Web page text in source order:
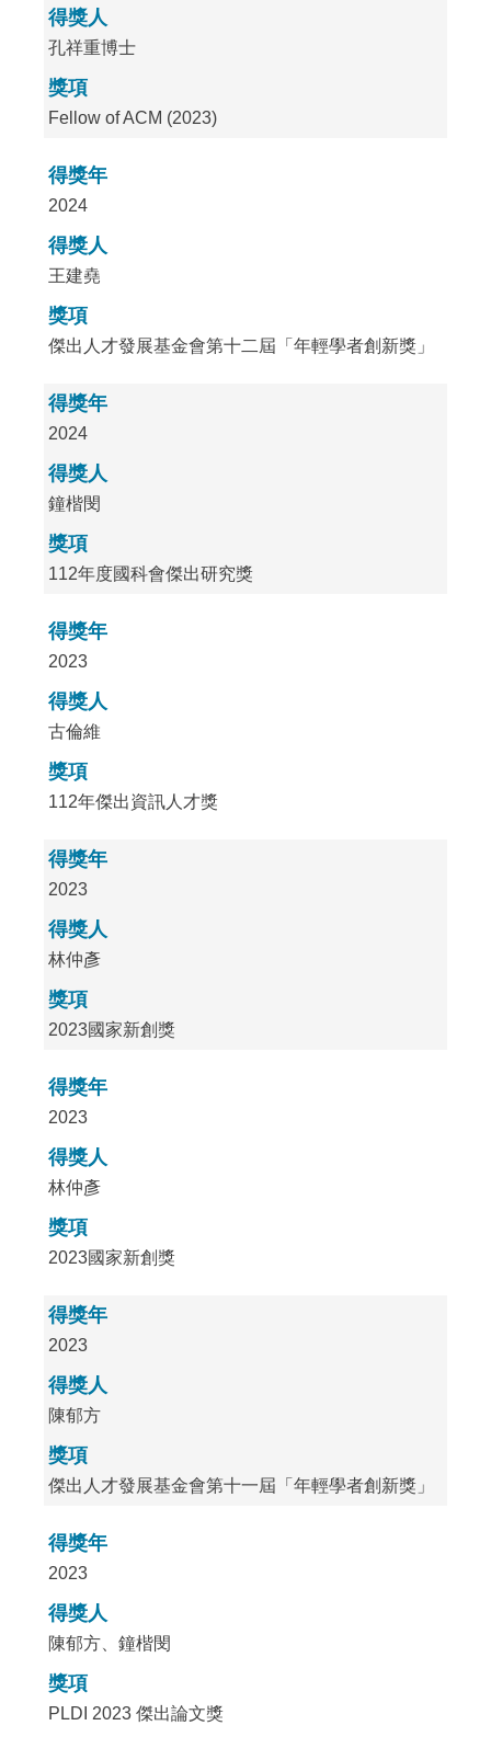
得獎人
孔祥重博士
獎項
Fellow of ACM (2023)
得獎年
2024
得獎人
王建堯
獎項
傑出人才發展基金會第十二屆「年輕學者創新獎」
得獎年
2024
得獎人
鐘楷閔
獎項
112年度國科會傑出研究獎
得獎年
2023
得獎人
古倫維
獎項
112年傑出資訊人才獎
得獎年
2023
得獎人
林仲彥
獎項
2023國家新創獎
得獎年
2023
得獎人
林仲彥
獎項
2023國家新創獎
得獎年
2023
得獎人
陳郁方
獎項
傑出人才發展基金會第十一屆「年輕學者創新獎」
得獎年
2023
得獎人
陳郁方、鐘楷閔
獎項
PLDI 2023 傑出論文獎